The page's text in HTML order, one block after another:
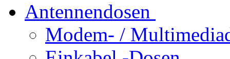
Antennendosen
Modem- /